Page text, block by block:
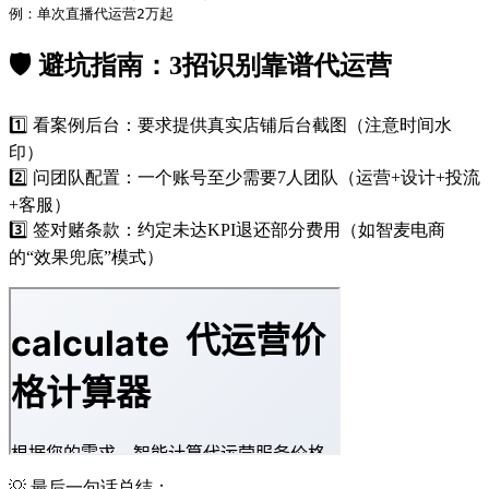
例：单次直播代运营2万起
🛡️ 避坑指南：3招识别靠谱代运营
1️⃣ 看案例后台 ：要求提供真实店铺后台截图（注意时间水
印）
2️⃣ 问团队配置 ：一个账号至少需要7人团队（运营+设计+投流
+客服）
3️⃣ 签对赌条款 ：约定未达KPI退还部分费用（如智麦电商
的“效果兜底”模式）